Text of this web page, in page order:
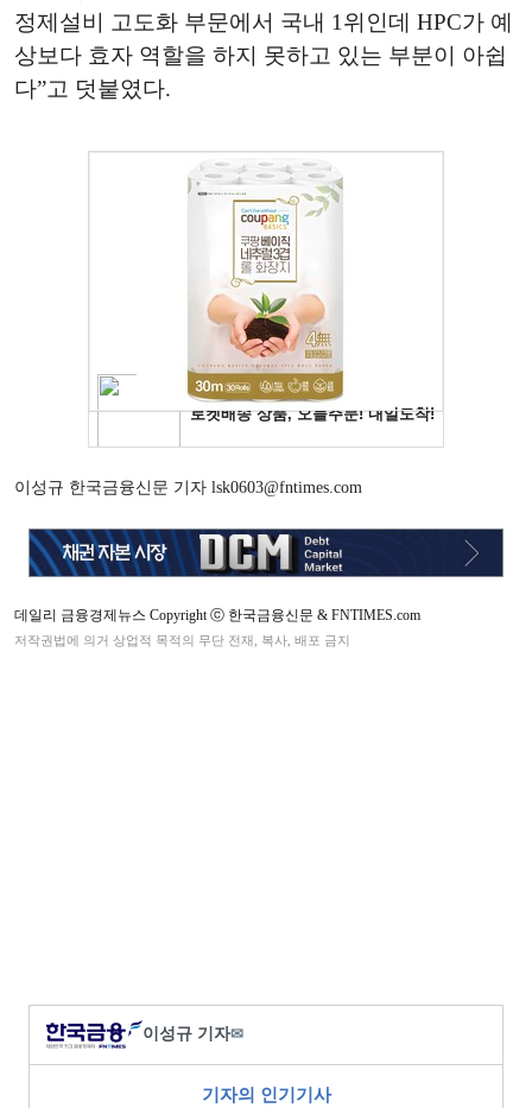
정제설비 고도화 부문에서 국내 1위인데 HPC가 예
상보다 효자 역할을 하지 못하고 있는 부분이 아쉽
다”고 덧붙였다.
이성규 한국금융신문 기자 lsk0603@fntimes.com
데일리 금융경제뉴스 Copyright ⓒ 한국금융신문 & FNTIMES.com
저작권법에 의거 상업적 목적의 무단 전재, 복사, 배포 금지
이성규 기자✉
기자의 인기기사